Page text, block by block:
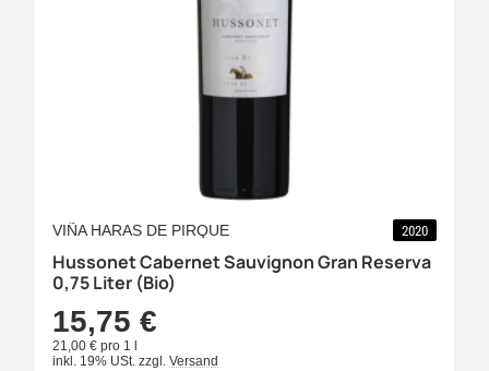
VIÑA HARAS DE PIRQUE 2020
Hussonet Cabernet Sauvignon Gran Reserva
0,75 Liter (Bio)
15,75 €
21,00 € pro 1 l
inkl. 19% USt. zzgl. Versand